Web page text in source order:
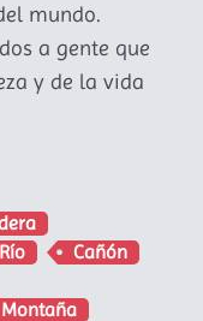
mundo.
a gente que
y de la vida
Río
Cañón
Montaña